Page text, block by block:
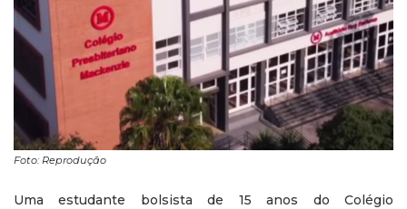
Foto: Reprodução
Uma estudante bolsista de 15 anos do Colégio